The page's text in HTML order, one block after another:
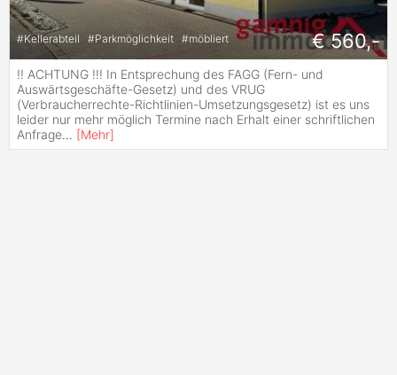
#Kellerabteil #Parkmöglichkeit #möbliert € 560,-
!! ACHTUNG !!! In Entsprechung des FAGG (Fern- und
Auswärtsgeschäfte-Gesetz) und des VRUG
(Verbraucherrechte-Richtlinien-Umsetzungsgesetz) ist es uns
leider nur mehr möglich Termine nach Erhalt einer schriftlichen
Anfrage... [Mehr]